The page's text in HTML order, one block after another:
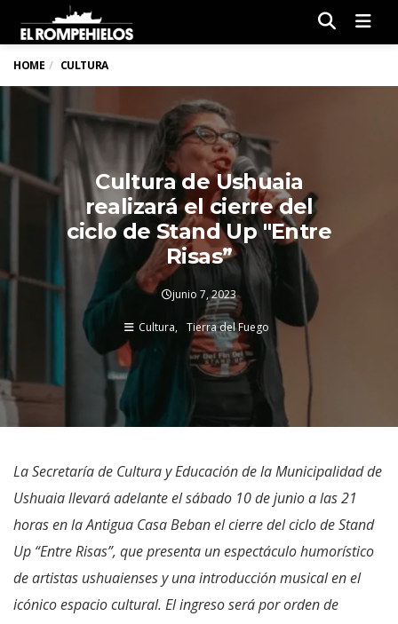
HOME CULTURA
Cultura de Ushuaia
realizará el cierre del
ciclo de Stand Up "Entre
Risas”
junio 7, 2023
Cultura Tierra del Fuego
La Secretaría de Cultura y Educación de la Municipalidad de
Ushuaia llevará adelante el sábado 10 de junio a las 21
horas en la Antigua Casa Beban el cierre del ciclo de Stand
Up “Entre Risas”, que presenta un espectáculo humorístico
de artistas ushuaienses y una introducción musical en el
icónico espacio cultural. El ingreso será por orden de